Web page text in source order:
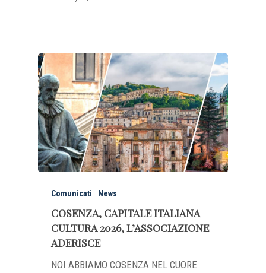
Comunicati News
COSENZA, CAPITALE ITALIANA
CULTURA 2026, L’ASSOCIAZIONE
ADERISCE
NOI ABBIAMO COSENZA NEL CUORE